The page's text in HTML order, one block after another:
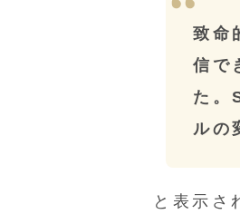
致命
信で
た。
ルの
と表示さ